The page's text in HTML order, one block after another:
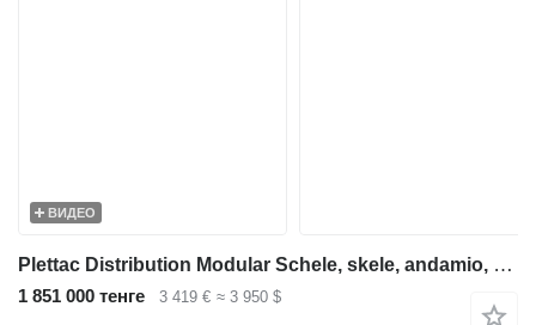
ВИДЕО
Plettac Distribution Modular Schele, skele, andamio, scaffolding, pastoliai, tellingu
1 851 000 тенге 3 419 € ≈ 3 950 $